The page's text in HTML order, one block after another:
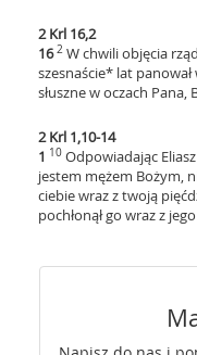
2 Krl 16,2
16 2 W chwili objęcia
szesnaście* lat
słuszne w oczach
2 Krl 1,10-14
1 10 Odpowiadając
jestem mężem Bożym,
ciebie wraz z twoją
pochłonął go wraz z